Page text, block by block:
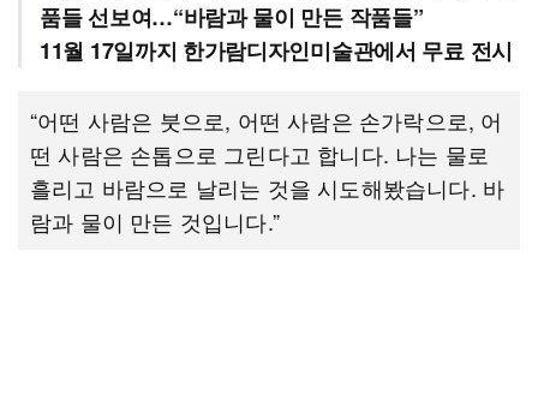
품들 선보여…“바람과 물이 만든 작품들”
11월 17일까지 한가람디자인미술관에서 무료 전시
“어떤 사람은 붓으로, 어떤 사람은 손가락으로, 어
떤 사람은 손톱으로 그린다고 합니다. 나는 물로
흘리고 바람으로 날리는 것을 시도해봤습니다. 바
람과 물이 만든 것입니다.”